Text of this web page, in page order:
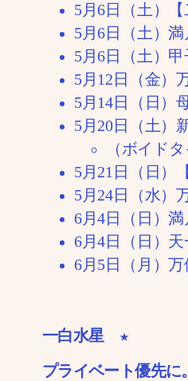
5月6日（土）
5月6日（土）
5月6日（土）甲
5月12日（金）
5月14日（日）
5月20日（土）
（ボイド
5月21日（日）
5月24日（水）
6月4日（日）
6月4日（日）天
6月5日（月）万
一白水星 ★
プライベート優先に